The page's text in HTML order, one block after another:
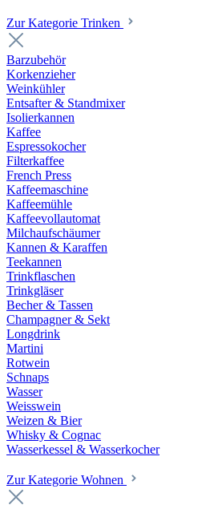
Zur Kategorie Trinken
Barzubehör
Korkenzieher
Weinkühler
Entsafter & Standmixer
Isolierkannen
Kaffee
Espressokocher
Filterkaffee
French Press
Kaffeemaschine
Kaffeemühle
Kaffeevollautomat
Milchaufschäumer
Kannen & Karaffen
Teekannen
Trinkflaschen
Trinkgläser
Becher & Tassen
Champagner & Sekt
Longdrink
Martini
Rotwein
Schnaps
Wasser
Weisswein
Weizen & Bier
Whisky & Cognac
Wasserkessel & Wasserkocher
Zur Kategorie Wohnen